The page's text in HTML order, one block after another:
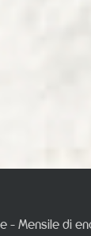
- Mensile di